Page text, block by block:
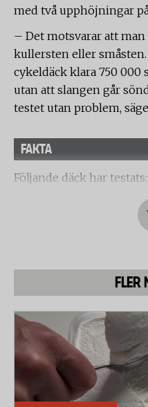
med två upphöjningar
– Det motsvarar att
kullersten eller
cykeldäck klara 750
utan att slangen går
testet utan problem,
FAKTA
Följande däck har testats:
- Michelin Tracker
- Nokian Ultra Tour 2
- Schwalbe Marathon
- Schwalbe Marathon Plus
- Spectra Ruby X 5R
- Vittoria Randonneur
Punkteringstest
FLER